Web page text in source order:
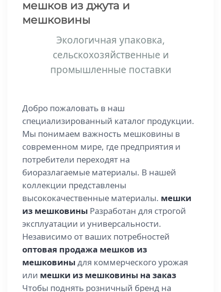
мешков из джута и
мешковины
Экологичная упаковка,
сельскохозяйственные и
промышленные поставки
Добро пожаловать в наш
специализированный каталог продукции.
Мы понимаем важность мешковины в
современном мире, где предприятия и
потребители переходят на
биоразлагаемые материалы. В нашей
коллекции представлены
высококачественные материалы. мешки
из мешковины Разработан для строгой
эксплуатации и универсальности.
Независимо от ваших потребностей
оптовая продажа мешков из
мешковины для коммерческого урожая
или мешки из мешковины на заказ
Чтобы поднять розничный бренд на